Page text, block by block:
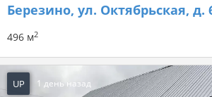
Березино, ул. Октябрьская, д.
496 м2
UP 1 день назад